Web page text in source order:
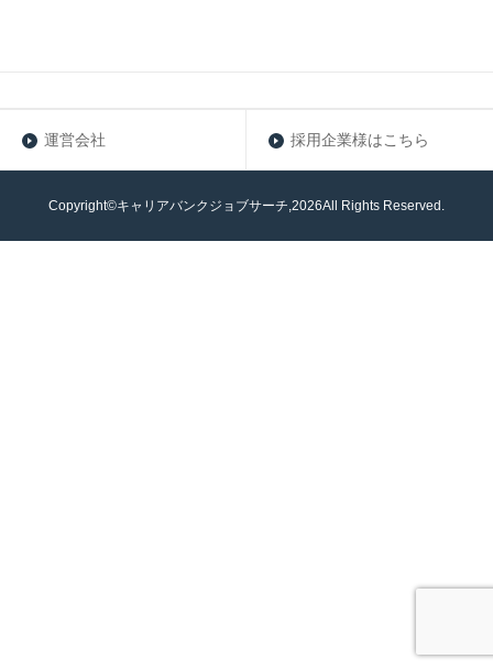
運営会社 採用企業様はこちら
Copyright©キャリアバンクジョブサーチ,2026All Rights Reserved.